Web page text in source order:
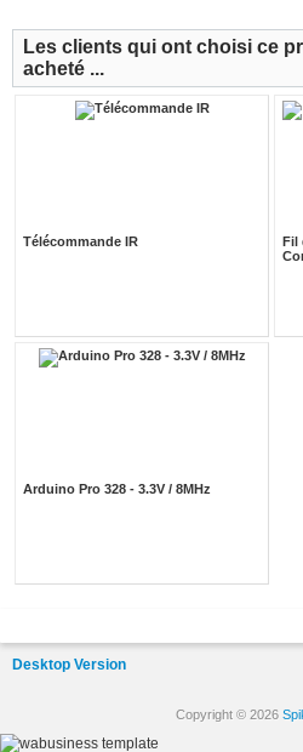
Les clients qui ont choisi ce
acheté ...
Télécommande IR
Fil
Arduino Pro 328 - 3.3V / 8MHz
Desktop Version
Copyright © 2026